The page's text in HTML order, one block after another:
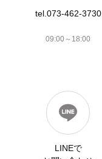
tel.073-462-3730
09:00～18:00
LINEで